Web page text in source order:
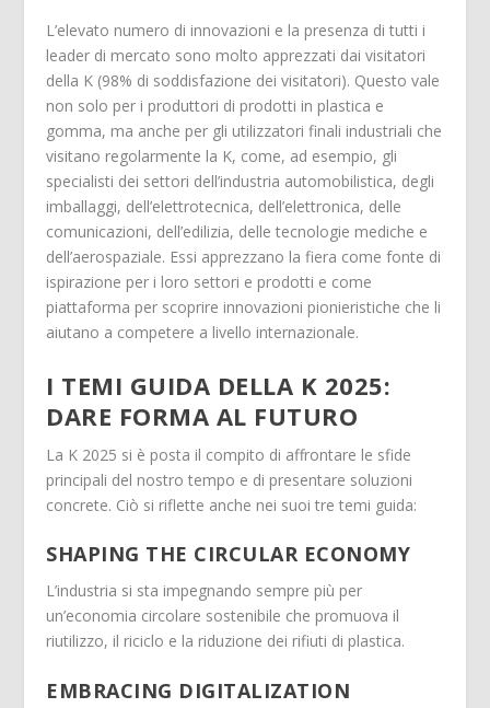
L’elevato numero di innovazioni e la presenza di tutti i
leader di mercato sono molto apprezzati dai visitatori
della K (98% di soddisfazione dei visitatori). Questo vale
non solo per i produttori di prodotti in plastica e
gomma, ma anche per gli utilizzatori finali industriali che
visitano regolarmente la K, come, ad esempio, gli
specialisti dei settori dell’industria automobilistica, degli
imballaggi, dell’elettrotecnica, dell’elettronica, delle
comunicazioni, dell’edilizia, delle tecnologie mediche e
dell’aerospaziale. Essi apprezzano la fiera come fonte di
ispirazione per i loro settori e prodotti e come
piattaforma per scoprire innovazioni pionieristiche che li
aiutano a competere a livello internazionale.
I TEMI GUIDA DELLA K 2025:
DARE FORMA AL FUTURO
La K 2025 si è posta il compito di affrontare le sfide
principali del nostro tempo e di presentare soluzioni
concrete. Ciò si riflette anche nei suoi tre temi guida:
SHAPING THE CIRCULAR ECONOMY
L’industria si sta impegnando sempre più per
un’economia circolare sostenibile che promuova il
riutilizzo, il riciclo e la riduzione dei rifiuti di plastica.
EMBRACING DIGITALIZATION